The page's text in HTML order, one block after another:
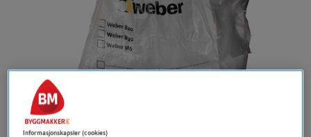
Informasjonskapsler (cookies)